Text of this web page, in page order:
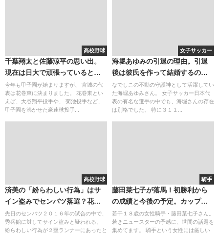
高校野球
千葉翔太と佐藤涼平の思い出。
現在は日大で頑張っているとい
う
今年も甲子園が始まりますが、 宮城の代
表は花巻東に決まりました。 花巻東とい
えば、大谷翔平投手や、 菊池投手など、
甲子園を沸かせた豪速球投手...
女子サッカー
海堀あゆみの引退の理由。引退
後は彼氏を作って結婚するの
か？副業ってをしてるのか？姉
のような存在
なでしこの不動の守護神として活躍してい
た海堀あゆみさん。 女子サッカー日本代
表の有名な選手の中でも、海堀さんの存在
は別格でした。 特に３１１...
高校野球
済美の「紛らわしい行為」はサ
イン盗みでセンバツ落選？花巻
東(千葉翔太)以来の秀岳館。明石
商業のチアリーダーが可愛い！
先日のセンバツ２０１６年の試合の中で、
秀岳館に対してサイン盗みと疑われる、
紛らわしい行為が２塁ランナーにあったと
騎手
藤田菜七子が落馬！初勝利から
の成績と今後の予定。カップ１
杯分の幸せ
若干１８歳の女性騎手・藤田菜七子さん。
若きニュースターの予感に、世間の話題を
集めてます。 騎手という女性には厳しい